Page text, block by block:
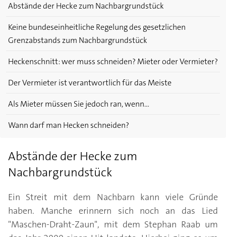
Abstände der Hecke zum Nachbargrundstück
Keine bundeseinheitliche Regelung des gesetzlichen
Grenzabstands zum Nachbargrundstück
Heckenschnitt: wer muss schneiden? Mieter oder Vermieter?
Der Vermieter ist verantwortlich für das Meiste
Als Mieter müssen Sie jedoch ran, wenn...
Wann darf man Hecken schneiden?
Abstände der Hecke zum
Nachbargrundstück
Ein Streit mit dem Nachbarn kann viele Gründe
haben. Manche erinnern sich noch an das Lied
"Maschen-Draht-Zaun", mit dem Stephan Raab um